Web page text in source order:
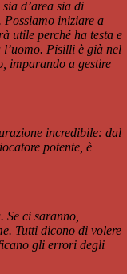
d’area sia di
Possiamo iniziare a
utile perché ha testa e
l’uomo. Pisilli è già nel
imparando a gestire
incredibile: dal
potente, è
Se ci saranno,
Tutti dicono di volere
gli errori degli